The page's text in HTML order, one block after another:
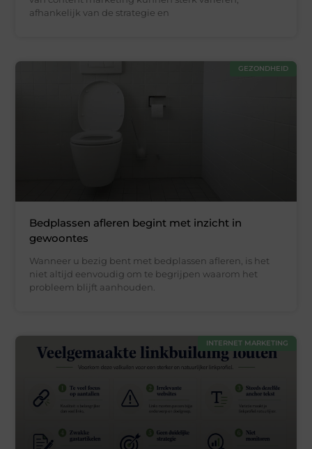
afhankelijk van de strategie en
GEZONDHEID
Bedplassen afleren begint met inzicht in
gewoontes
Wanneer u bezig bent met bedplassen afleren, is het
niet altijd eenvoudig om te begrijpen waarom het
probleem blijft aanhouden.
INTERNET MARKETING